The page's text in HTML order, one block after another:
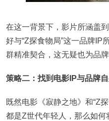
在这一背景下，影片所涵盖
好与“Z探食物局”这一品牌IP
群精准契合，这无疑也为品
策略二：找到电影IP与品牌
既然电影《寂静之地》和“Z
都是Z世代年轻人，那么如